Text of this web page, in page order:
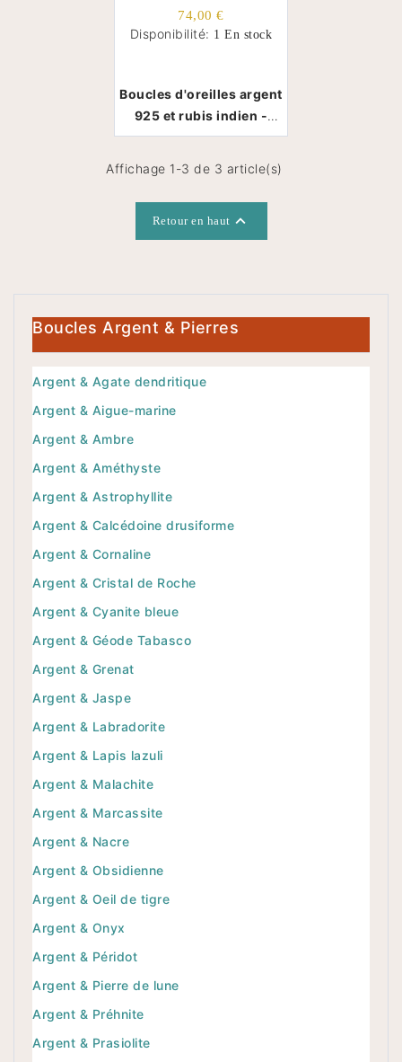
74,00 €
Disponibilité: 1 En stock
Boucles d'oreilles argent
925 et rubis indien -
Thaïlande
Affichage 1-3 de 3 article(s)
Retour en haut 
Boucles Argent & Pierres
Argent & Agate dendritique
Argent & Aigue-marine
Argent & Ambre
Argent & Améthyste
Argent & Astrophyllite
Argent & Calcédoine drusiforme
Argent & Cornaline
Argent & Cristal de Roche
Argent & Cyanite bleue
Argent & Géode Tabasco
Argent & Grenat
Argent & Jaspe
Argent & Labradorite
Argent & Lapis lazuli
Argent & Malachite
Argent & Marcassite
Argent & Nacre
Argent & Obsidienne
Argent & Oeil de tigre
Argent & Onyx
Argent & Péridot
Argent & Pierre de lune
Argent & Préhnite
Argent & Prasiolite